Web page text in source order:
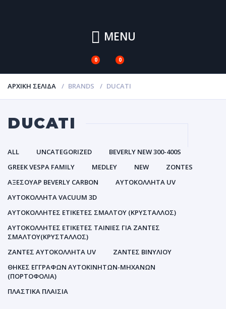
MENU
0 0
ΑΡΧΙΚΉ ΣΕΛΊΔΑ BRANDS DUCATI
DUCATI
ALL UNCATEGORIZED
BEVERLY NEW 300-400S
GREEK VESPA FAMILY
MEDLEY NEW
ZONTES
ΑΞΕΣΟΥΑΡ BEVERLY CARBON
ΑΥΤΟΚΌΛΛΗΤΑ UV
ΑΥΤΟΚΌΛΛΗΤΑ VACUUM 3D
ΑΥΤΟΚΌΛΛΗΤΕΣ ΕΤΙΚΈΤΕΣ ΣΜΆΛΤΟΥ (ΚΡΥΣΤΑΛΛΟΣ)
ΑΥΤΟΚΌΛΛΗΤΕΣ ΕΤΙΚΈΤΕΣ ΤΑΙΝΊΕΣ ΓΙΑ ΖΆΝΤΕΣ
ΣΜΆΛΤΟΥ(ΚΡΎΣΤΑΛΛΟΣ)
ΖΆΝΤΕΣ ΑΥΤΟΚΌΛΛΗΤΑ UV
ΖΆΝΤΕΣ ΒΙΝΥΛΊΟΥ
ΘΉΚΕΣ ΕΓΓΡΆΦΩΝ ΑΥΤΟΚΙΝΗΤΩΝ-ΜΗΧΑΝΩΝ
(ΠΟΡΤΟΦΌΛΙΑ)
ΠΛΑΣΤΙΚΆ ΠΛΑΊΣΙΑ